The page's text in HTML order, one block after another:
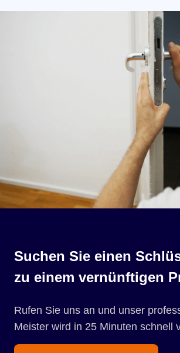
Suchen Sie einen
zu einem vernünftigen
Rufen Sie uns an und unser
Meister wird in 25 Minuten schnell